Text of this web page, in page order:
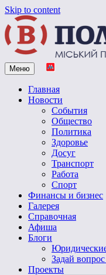
Skip to content
Vpoltave.info
Полтавский портал
Меню
Главная
Новости
События
Общество
Политика
Здоровье
Досуг
Транспорт
Работа
Спорт
Финансы и бизнес
Галерея
Справочная
Афиша
Блоги
Задай
Проекты